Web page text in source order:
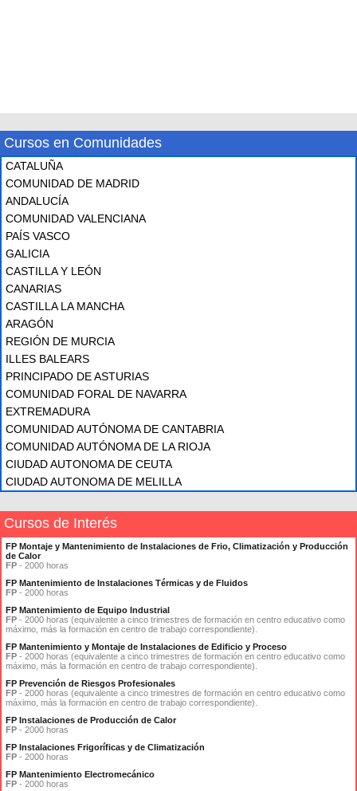
Cursos en Comunidades
CATALUÑA
COMUNIDAD DE MADRID
ANDALUCÍA
COMUNIDAD VALENCIANA
PAÍS VASCO
GALICIA
CASTILLA Y LEÓN
CANARIAS
CASTILLA LA MANCHA
ARAGÓN
REGIÓN DE MURCIA
ILLES BALEARS
PRINCIPADO DE ASTURIAS
COMUNIDAD FORAL DE NAVARRA
EXTREMADURA
COMUNIDAD AUTÓNOMA DE CANTABRIA
COMUNIDAD AUTÓNOMA DE LA RIOJA
CIUDAD AUTONOMA DE CEUTA
CIUDAD AUTONOMA DE MELILLA
Cursos de Interés
FP Montaje y Mantenimiento de Instalaciones de Frio, Climatización y Producción
de Calor
FP - 2000 horas
FP Mantenimiento de Instalaciones Térmicas y de Fluidos
FP - 2000 horas
FP Mantenimiento de Equipo Industrial
FP - 2000 horas (equivalente a cinco trimestres de formación en centro educativo como
máximo, más la formación en centro de trabajo correspondiente).
FP Mantenimiento y Montaje de Instalaciones de Edificio y Proceso
FP - 2000 horas (equivalente a cinco trimestres de formación en centro educativo como
máximo, más la formación en centro de trabajo correspondiente).
FP Prevención de Riesgos Profesionales
FP - 2000 horas (equivalente a cinco trimestres de formación en centro educativo como
máximo, más la formación en centro de trabajo correspondiente).
FP Instalaciones de Producción de Calor
FP - 2000 horas
FP Instalaciones Frigoríficas y de Climatización
FP - 2000 horas
FP Mantenimiento Electromecánico
FP - 2000 horas